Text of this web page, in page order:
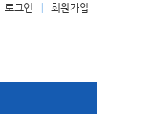
로그인 회원가입